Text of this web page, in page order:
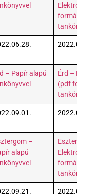
Elektronikus (pdf
formátumú)
tankönyvvel
2022.06.29.
– Papír alapú
Érd –
(pdf formátumú)
tankönyvvel
2022.09.02.
–
alapú
Esztergom –
Elektronikus (pdf
formátumú)
tankönyvvel
2022.09.22.